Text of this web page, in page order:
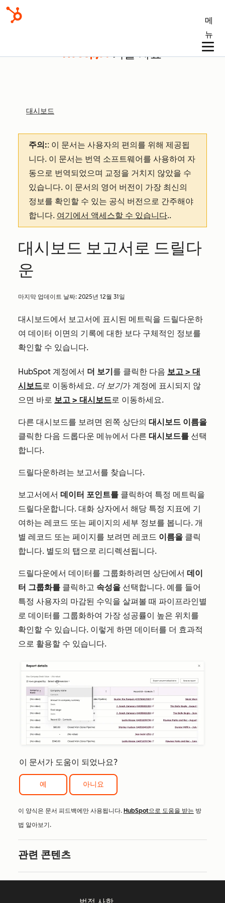
메
뉴
기술 자료
대시보드
주의:: 이 문서는 사용자의 편의를 위해 제공됩
니다. 이 문서는 번역 소프트웨어를 사용하여 자
동으로 번역되었으며 교정을 거치지 않았을 수
있습니다. 이 문서의 영어 버전이 가장 최신의
정보를 확인할 수 있는 공식 버전으로 간주해야
합니다. 여기에서 액세스할 수 있습니다..
대시보드 보고서로 드릴다
운
마지막 업데이트 날짜: 2025년 12월 31일
대시보드에서 보고서에 표시된 메트릭을 드릴다운하
여 데이터 이면의 기록에 대한 보다 구체적인 정보를
확인할 수 있습니다.
HubSpot 계정에서 더 보기를 클릭한 다음 보고 > 대
시보드로 이동하세요. 더 보기가 계정에 표시되지 않
으면 바로 보고 > 대시보드로 이동하세요.
다른 대시보드를 보려면 왼쪽 상단의 대시보드 이름을
클릭한 다음 드롭다운 메뉴에서 다른 대시보드를 선택
합니다.
드릴다운하려는 보고서를 찾습니다.
보고서에서 데이터 포인트를 클릭하여 특정 메트릭을
드릴다운합니다. 대화 상자에서 해당 특정 지표에 기
여하는 레코드 또는 페이지의 세부 정보를 봅니다. 개
별 레코드 또는 페이지를 보려면 레코드 이름을 클릭
합니다. 별도의 탭으로 리디렉션됩니다.
드릴다운에서 데이터를 그룹화하려면 상단에서 데이
터 그룹화를 클릭하고 속성을 선택합니다. 예를 들어
특정 사용자의 마감된 수익을 살펴볼 때 파이프라인별
로 데이터를 그룹화하여 가장 성공률이 높은 위치를
확인할 수 있습니다. 이렇게 하면 데이터를 더 효과적
으로 활용할 수 있습니다.
이 문서가 도움이 되었나요?
예 아니요
이 양식은 문서 피드백에만 사용됩니다. HubSpot으로 도움을 받는 방
법 알아보기.
관련 콘텐츠